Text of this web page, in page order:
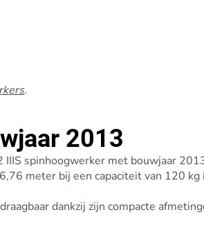
.
2013
spinhoogwerker met bouwjaar
meter bij een capaciteit van 120 kg
dankzij zijn compacte